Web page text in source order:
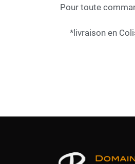
Pour toute
*livraison en